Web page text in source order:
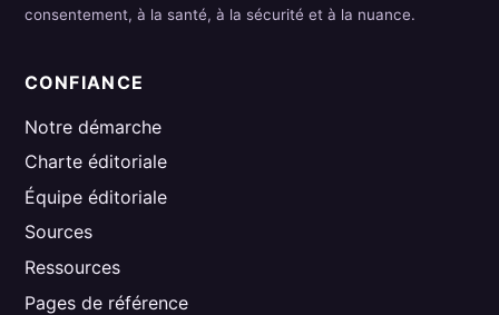
consentement, à la santé, à la sécurité et à la nuance.
CONFIANCE
Notre démarche
Charte éditoriale
Équipe éditoriale
Sources
Ressources
Pages de référence